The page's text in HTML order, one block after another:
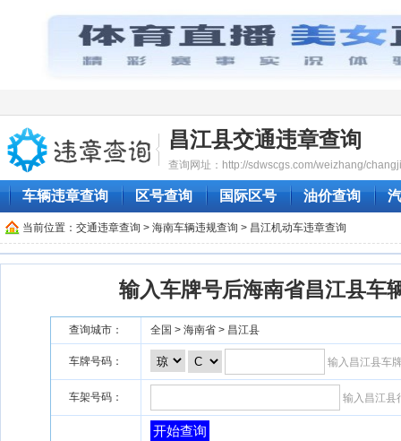
昌江县交通违章查询
查询网址：http://sdwscgs.com/weizhang/
车辆违章查询 区号查询 国际区号 油价查询
当前位置： 交通违章查询 > 海南车辆违规查询 > 昌江机动车违章查询
输入车牌号后海南省昌江县车
查询城市： 全国 > 海南省 > 昌江县
车牌号码： 输入昌江县车
车架号码： 输入昌江县
开始查询